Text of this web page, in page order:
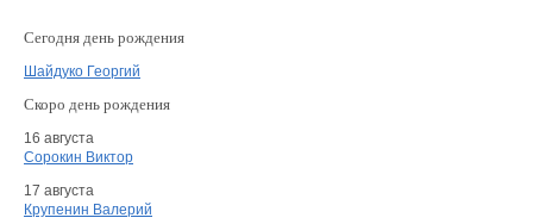
Сегодня день рождения
Шайдуко Георгий
Скоро день рождения
16 августа
Сорокин Виктор
17 августа
Крупенин Валерий